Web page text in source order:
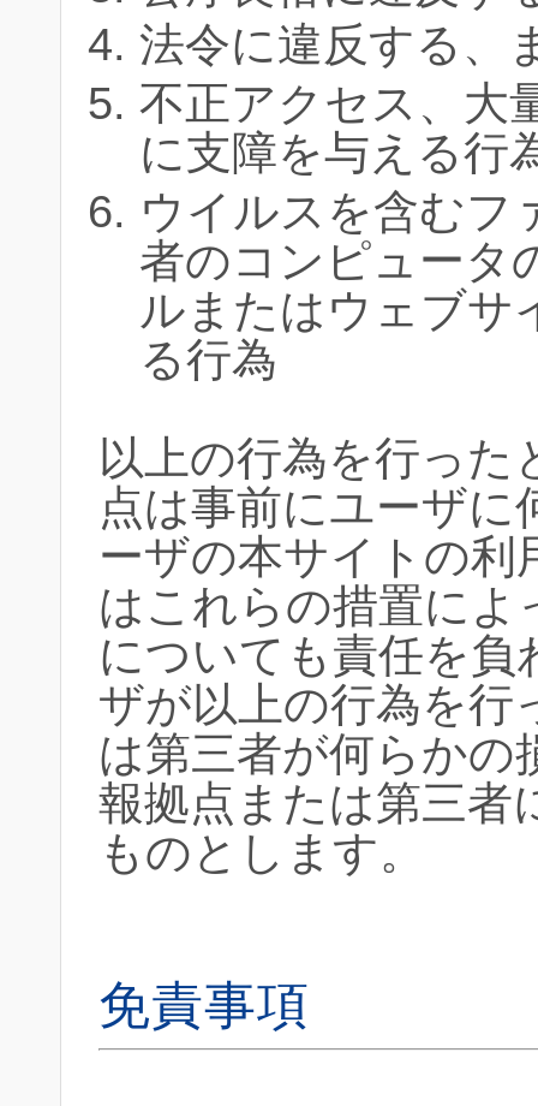
法令に違反する、
不正アクセス、大
に支障を与える行
ウイルスを含むフ
者のコンピュータ
ルまたはウェブサ
る行為
以上の行為を行った
点は事前にユーザ
ーザの本サイトの利
はこれらの措置によ
についても責任を
ザが以上の行為を行
は第三者が何らかの
報拠点または第三者
ものとします。
免責事項